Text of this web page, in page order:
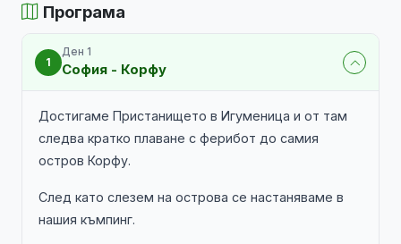
Програма
1
Ден 1
София - Корфу
Достигаме Пристанището в Игуменица и от там
следва кратко плаване с ферибот до самия
остров Корфу.
След като слезем на острова се настаняваме в
нашия къмпинг.